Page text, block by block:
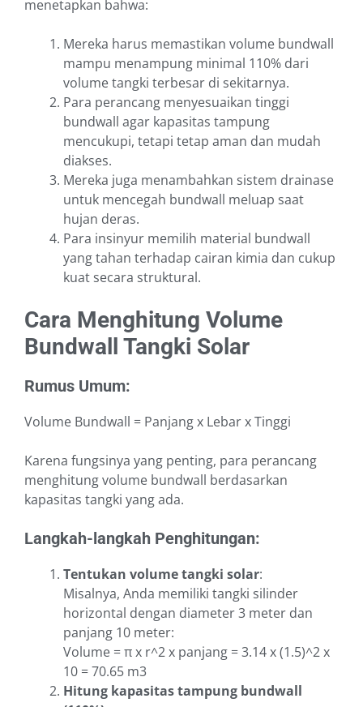
menetapkan bahwa:
Mereka harus memastikan volume bundwall
mampu menampung minimal 110% dari
volume tangki terbesar di sekitarnya.
Para perancang menyesuaikan tinggi
bundwall agar kapasitas tampung
mencukupi, tetapi tetap aman dan mudah
diakses.
Mereka juga menambahkan sistem drainase
untuk mencegah bundwall meluap saat
hujan deras.
Para insinyur memilih material bundwall
yang tahan terhadap cairan kimia dan cukup
kuat secara struktural.
Cara Menghitung Volume
Bundwall Tangki Solar
Rumus Umum:
Volume Bundwall = Panjang x Lebar x Tinggi
Karena fungsinya yang penting, para perancang
menghitung volume bundwall berdasarkan
kapasitas tangki yang ada.
Langkah-langkah Penghitungan:
Tentukan volume tangki solar:
Misalnya, Anda memiliki tangki silinder
horizontal dengan diameter 3 meter dan
panjang 10 meter:
Volume = π x r^2 x panjang = 3.14 x (1.5)^2 x
10 = 70.65 m3
Hitung kapasitas tampung bundwall